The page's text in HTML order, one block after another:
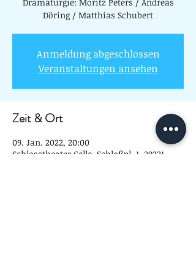
Döring / Matthias Schubert
Anmeldung abgeschlossen
Veranstaltungen ansehen
Zeit & Ort
09. Jan. 2022, 20:00
Schlosstheater Celle, Schloßpl. 1, 29221